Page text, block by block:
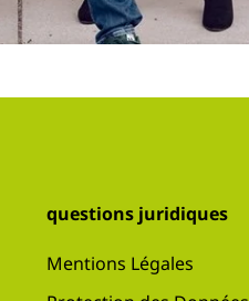
questions juridiques
Mentions Légales